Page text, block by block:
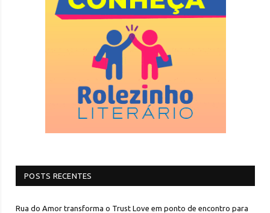
POSTS RECENTES
Rua do Amor transforma o Trust Love em ponto de encontro para